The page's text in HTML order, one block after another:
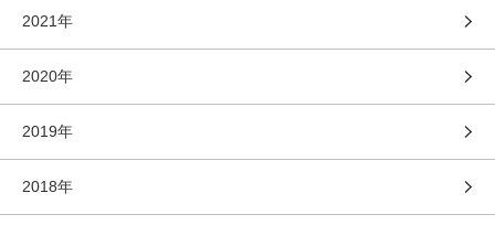
2021年
2020年
2019年
2018年